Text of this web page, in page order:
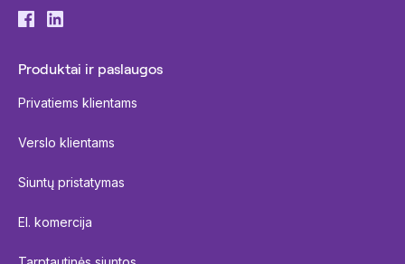
Produktai ir paslaugos
Privatiems klientams
Verslo klientams
Siuntų pristatymas
El. komercija